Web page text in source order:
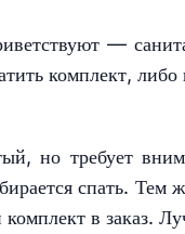
—
комплект, либо
но требует
спать. Тем
комплект в заказ.